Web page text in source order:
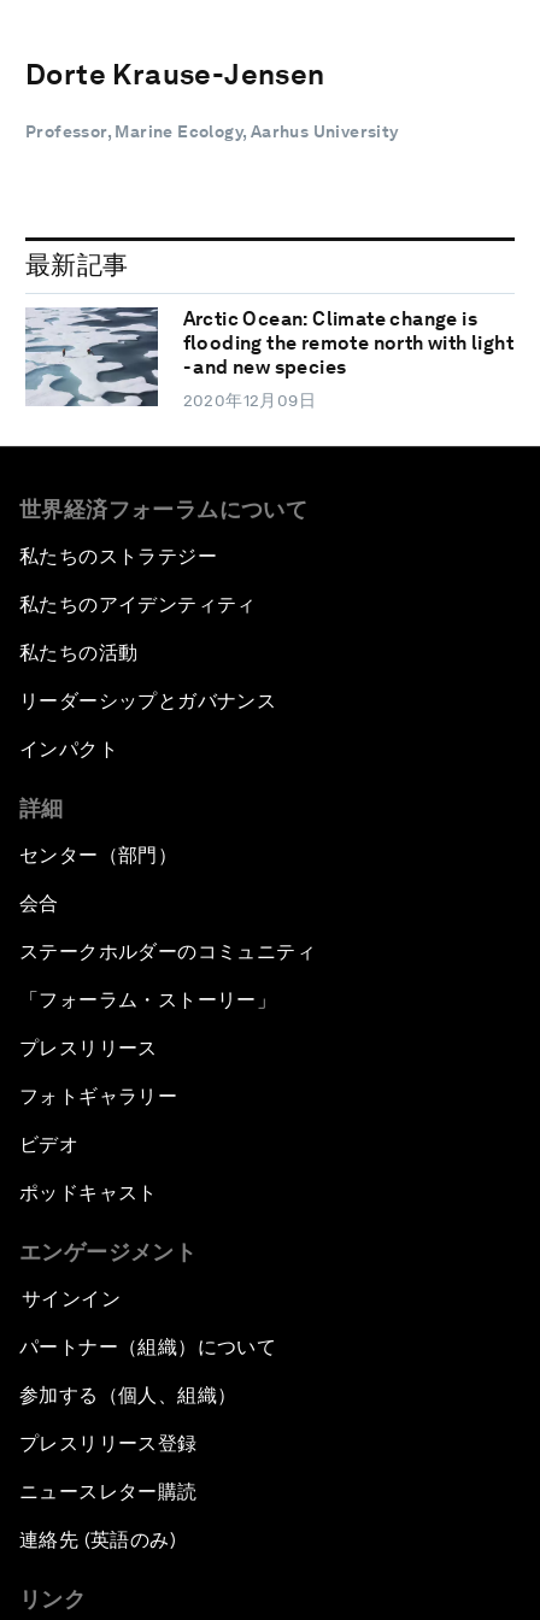
Dorte Krause-Jensen
Professor, Marine Ecology, Aarhus University
最新記事
Arctic Ocean: Climate change is
flooding the remote north with light
- and new species
2020年12月09日
世界経済フォーラムについて
私たちのストラテジー
私たちのアイデンティティ
私たちの活動
リーダーシップとガバナンス
インパクト
詳細
センター（部門）
会合
ステークホルダーのコミュニティ
「フォーラム・ストーリー」
プレスリリース
フォトギャラリー
ビデオ
ポッドキャスト
エンゲージメント
サインイン
パートナー（組織）について
参加する（個人、組織）
プレスリリース登録
ニュースレター購読
連絡先 (英語のみ)
リンク